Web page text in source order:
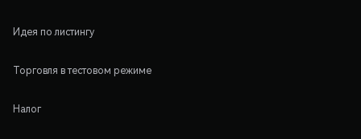
Идея по листингу
Торговля в тестовом режиме
Налог